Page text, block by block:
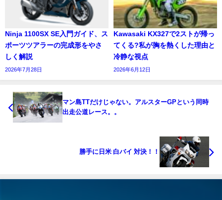
Ninja 1100SX SE入門ガイド、ス
ポーツツアラーの完成形をやさ
しく解説
2026年7月28日
Kawasaki KX327で2ストが帰っ
てくる?私が胸を熱くした理由と
冷静な視点
2026年6月12日
マン島TTだけじゃない。アルスターGPという同時
出走公道レース。。
勝手に日米 白バイ 対決！！